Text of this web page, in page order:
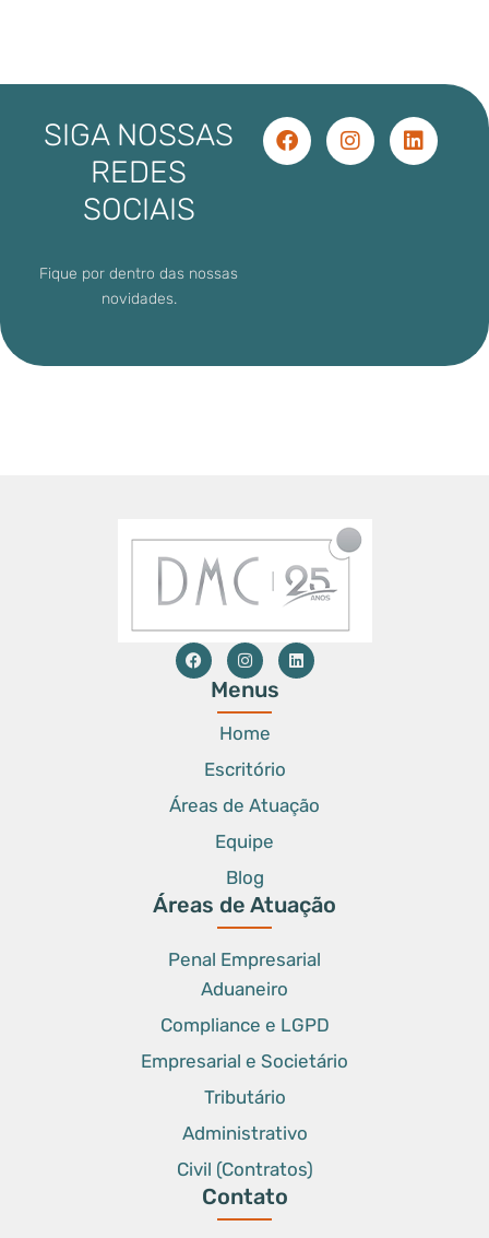
SIGA NOSSAS
REDES
SOCIAIS
Fique por dentro das nossas
novidades.
Menus
Home
Escritório
Áreas de Atuação
Equipe
Blog
Áreas de Atuação
Penal Empresarial
Aduaneiro
Compliance e LGPD
Empresarial e Societário
Tributário
Administrativo
Civil (Contratos)
Contato